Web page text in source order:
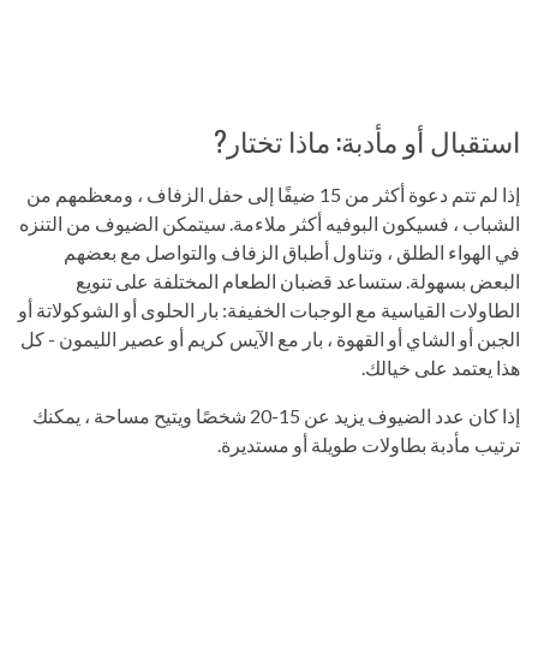
استقبال أو مأدبة: ماذا تختار?
إذا لم تتم دعوة أكثر من 15 ضيفًا إلى حفل الزفاف ، ومعظمهم من
الشباب ، فسيكون البوفيه أكثر ملاءمة. سيتمكن الضيوف من التنزه
في الهواء الطلق ، وتناول أطباق الزفاف والتواصل مع بعضهم
البعض بسهولة. ستساعد قضبان الطعام المختلفة على تنويع
الطاولات القياسية مع الوجبات الخفيفة: بار الحلوى أو الشوكولاتة أو
الجبن أو الشاي أو القهوة ، بار مع الآيس كريم أو عصير الليمون - كل
هذا يعتمد على خيالك.
إذا كان عدد الضيوف يزيد عن 15-20 شخصًا ويتيح مساحة ، يمكنك
ترتيب مأدبة بطاولات طويلة أو مستديرة.